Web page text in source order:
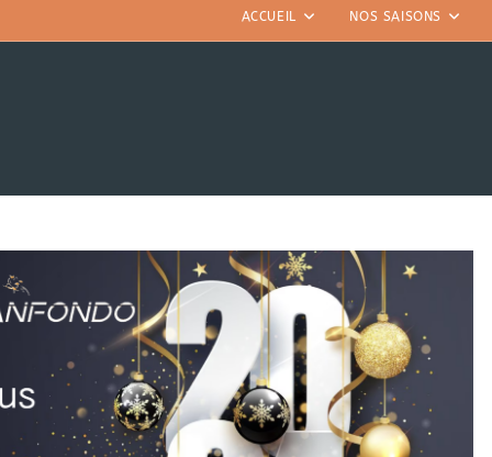
ACCUEIL NOS SAISONS